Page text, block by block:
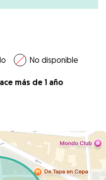
No disponible
más de 1 año